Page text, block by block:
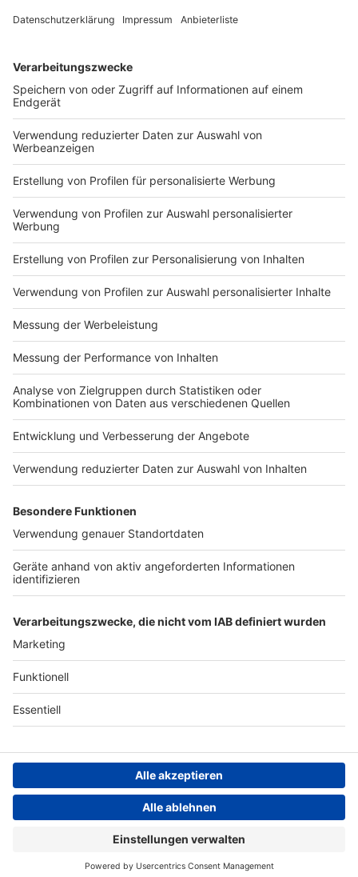
verabschieden und weckt Sorgen bei seinen Fans.
DEINE GEMERKTEN ARTIKEL
Du hast dir noch keine Artikel gemerkt
Markiere sie hierfür mit einem
Impressum
Nutzungsbedingungen
Jobs
Presse
Werben
Archiv
ANTENNE BAYERN GROUP
Stiftung ANTENNE BAYERN
hilft
Teilnahmebedingungen
Grounding Page ANTENNE
BAYERN
Kontakt
Studio-Hotline
Verkehrs-Hotline
Datenschutz­erklärung
einstellungen
Persönliche Datenkontrolle
Newsletter
ANTENNE BAYERN Live